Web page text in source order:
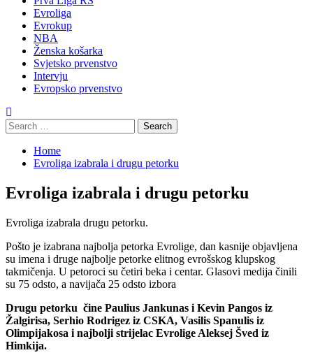
Evroliga
Evrokup
NBA
Ženska košarka
Svjetsko prvenstvo
Intervju
Evropsko prvenstvo
Search
for:
Home
Evroliga izabrala i drugu petorku
Evroliga izabrala i drugu petorku
Evroliga izabrala drugu petorku.
Pošto je izabrana najbolja petorka Evrolige, dan kasnije objavljena
su imena i druge najbolje petorke elitnog evrošskog klupskog
takmičenja. U petoroci su četiri beka i centar. Glasovi medija činili
su 75 odsto, a navijača 25 odsto izbora
Drugu petorku čine Paulius Jankunas i Kevin Pangos iz
Žalgirisa, Serhio Rodrigez iz CSKA, Vasilis Spanulis iz
Olimpijakosa i najbolji strijelac Evrolige Aleksej Šved iz
Himkija.